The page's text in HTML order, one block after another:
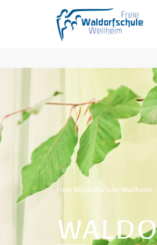
Freie Waldorfschule Weilheim